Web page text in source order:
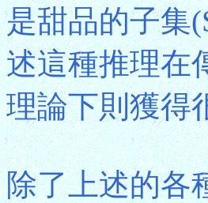
是甜品的子集
述這種推理在
理論下則獲得
除了上述的各